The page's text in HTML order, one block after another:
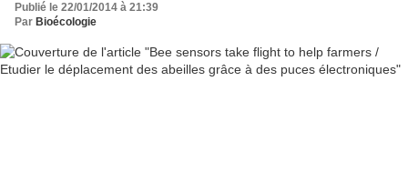
Publié le 22/01/2014 à 21:39
Par Bioécologie